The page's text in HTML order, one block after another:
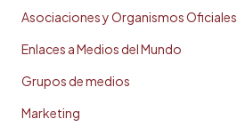
Asociaciones y Organismos Oficiales
Enlaces a Medios del Mundo
Grupos de medios
Marketing